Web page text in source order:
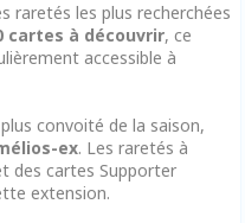
raretés les plus recherchées
cartes à découvrir, ce
accessible à
convoité de la saison,
ex. Les raretés à
des cartes Supporter
extension.